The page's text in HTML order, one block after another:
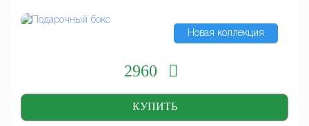
Новая коллекция
2960